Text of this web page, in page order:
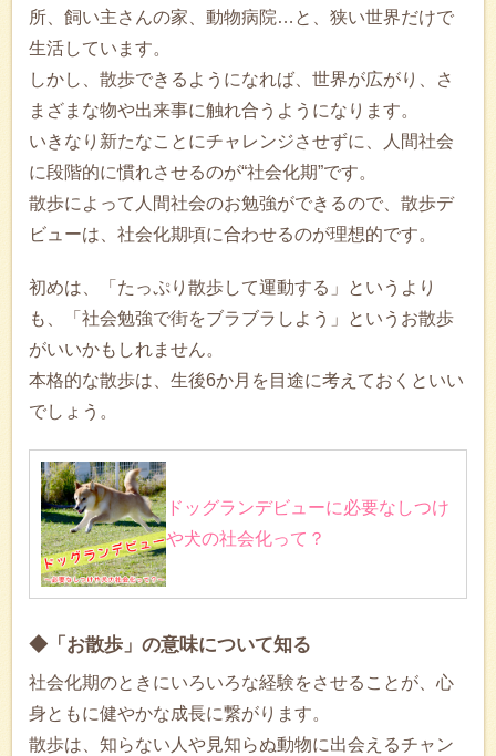
所、飼い主さんの家、動物病院…と、狭い世界だけで
生活しています。
しかし、散歩できるようになれば、世界が広がり、さ
まざまな物や出来事に触れ合うようになります。
いきなり新たなことにチャレンジさせずに、人間社会
に段階的に慣れさせるのが“社会化期”です。
散歩によって人間社会のお勉強ができるので、散歩デ
ビューは、社会化期頃に合わせるのが理想的です。
初めは、「たっぷり散歩して運動する」というより
も、「社会勉強で街をブラブラしよう」というお散歩
がいいかもしれません。
本格的な散歩は、生後6か月を目途に考えておくといい
でしょう。
ドッグランデビューに必要なしつけ
や犬の社会化って？
◆「お散歩」の意味について知る
社会化期のときにいろいろな経験をさせることが、心
身ともに健やかな成長に繋がります。
散歩は、知らない人や見知らぬ動物に出会えるチャン